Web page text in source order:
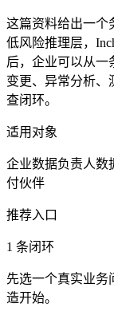
这篇资料给出一个
低风险推理层，
后，企业可以从一
变更、异常分析、
查闭环。
适用对象
企业数据负责人数
付伙伴
推荐入口
1 条闭环
先选一个真实业务
造开始。